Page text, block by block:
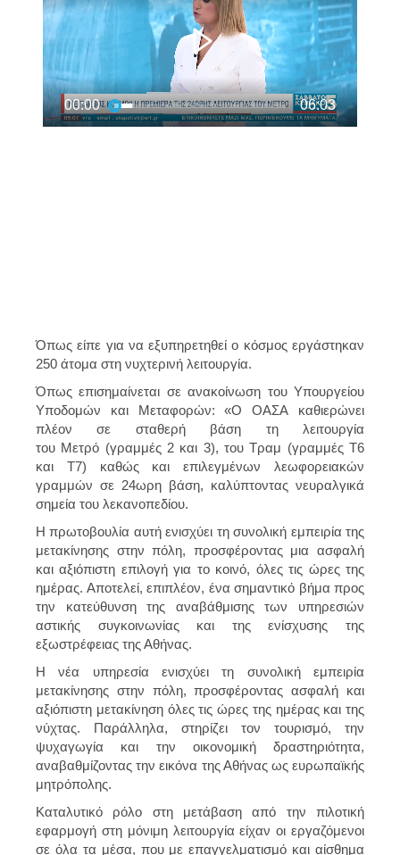
Όπως είπε για να εξυπηρετηθεί ο κόσμος εργάστηκαν
250 άτομα στη νυχτερινή λειτουργία.
Όπως επισημαίνεται σε ανακοίνωση του Υπουργείου
Υποδομών και Μεταφορών: «ΟΟΑΣΑ καθιερώνει
πλέον σε σταθερή βάση τη λειτουργία
του Μετρό (γραμμές 2 και 3), τουΤραμ (γραμμές Τ6
και Τ7) καθώς και επιλεγμένων λεωφορειακών
γραμμών σε 24ωρη βάση, καλύπτοντας νευραλγικά
σημεία του λεκανοπεδίου.
Η πρωτοβουλία αυτή ενισχύει τη συνολική εμπειρία της
μετακίνησης στην πόλη, προσφέροντας μια ασφαλή
και αξιόπιστη επιλογή για το κοινό, όλες τις ώρες της
ημέρας. Αποτελεί, επιπλέον, ένα σημαντικό βήμα προς
την κατεύθυνση της αναβάθμισης των υπηρεσιών
αστικής συγκοινωνίας και της ενίσχυσης της
εξωστρέφειας της Αθήνας.
Η νέα υπηρεσία ενισχύει τη συνολική εμπειρία
μετακίνησης στην πόλη, προσφέρονταςασφαλή και
αξιόπιστη μετακίνηση όλες τις ώρες της ημέρας και της
νύχτας. Παράλληλα, στηρίζει τον τουρισμό, την
ψυχαγωγία και την οικονομική δραστηριότητα,
αναβαθμίζοντας την εικόνα της Αθήνας ως ευρωπαϊκής
μητρόπολης.
Καταλυτικό ρόλο στη μετάβαση από την πιλοτική
εφαρμογή στη μόνιμη λειτουργία είχαν οι εργαζόμενοι
σε όλα τα μέσα, που με επαγγελματισμό και αίσθημα